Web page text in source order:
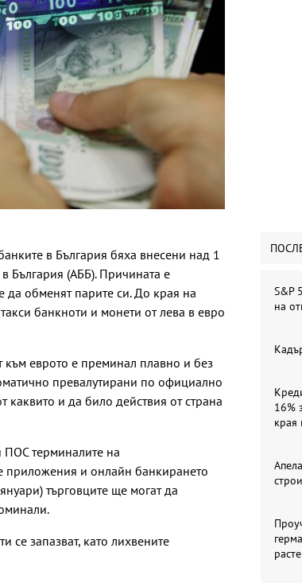
в България бяха внесени над 1
България (АББ). Причината е
да обменят парите си. До края на
банкноти и монети от лева в евро
към еврото е преминал плавно и без
превалутирани по официално
каквито и да било действия от страна
ПОС терминалите на
приложения и онлайн банкирането
търговците ще могат да
се запазват, като лихвените
S&P
на
16%
края
расте